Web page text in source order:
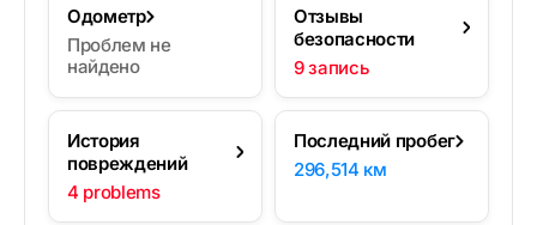
Одометр
Проблем не
найдено
Отзывы
безопасности
9 запись
История
повреждений
4 problems
Последний пробег
296,514 км